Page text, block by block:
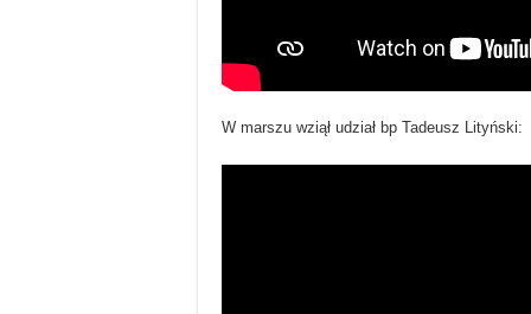
W marszu wziął udział bp Tadeusz Lityński: